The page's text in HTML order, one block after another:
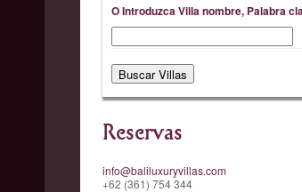
O Introduzca Villa nombre, Palabra
Reservas
info@baliluxuryvillas.com
+62 (361) 754 344